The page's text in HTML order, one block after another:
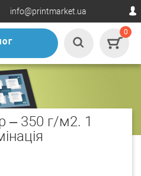
info@printmarket.ua
0
– 350 г/м2. 1